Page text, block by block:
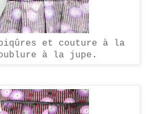
et couture à la
à la jupe.